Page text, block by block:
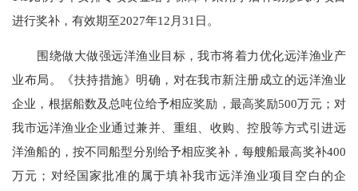
进行奖补，有效期至2027年12月31日。
围绕做大做强远洋渔业目标，我市将着力优化远洋渔业产
业布局。《扶持措施》明确，对在我市新注册成立的远洋渔业
企业，根据船数及总吨位给予相应奖励，最高奖励500万元；对
我市远洋渔业企业通过兼并、重组、收购、控股等方式引进远
洋渔船的，按不同船型分别给予相应奖补，每艘船最高奖补400
万元；对经国家批准的属于填补我市远洋渔业项目空白的企